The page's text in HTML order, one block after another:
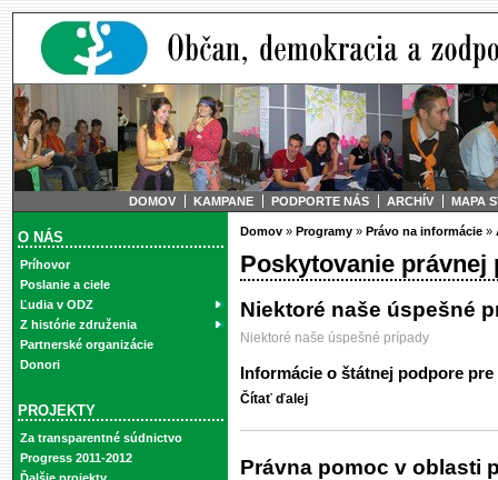
DOMOV KAMPANE PODPORTE NÁS ARCHÍV MAPA
O NÁS
Príhovor
Poslanie a ciele
Ľudia v ODZ
Z histórie združenia
Partnerské organizácie
Donori
PROJEKTY
Za transparentné súdnictvo
Progress 2011-2012
Domov» Programy» Právo na informácie»
Poskytovanie právnej
Niektoré naše úspešné
Niektoré naše úspešné prípady
Informácie o štátnej podpore
Čítať ďalej
Právna pomoc v oblasti